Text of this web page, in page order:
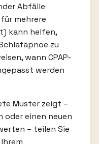
Abfälle
mehrere
kann helfen,
zu
wann CPAP-
werden
Muster zeigt –
oder einen neuen
– teilen Sie